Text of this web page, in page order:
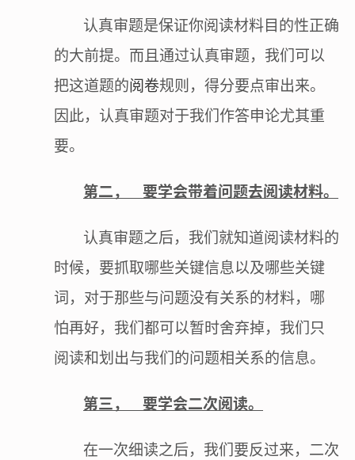
认真审题是保证你阅读材料目的性正确
的大前提。而且通过认真审题，我们可以
把这道题的阅卷规则，得分要点审出来。
因此，认真审题对于我们作答申论尤其重
要。
第二， 要学会带着问题去阅读材料。
认真审题之后，我们就知道阅读材料的
时候，要抓取哪些关键信息以及哪些关键
词，对于那些与问题没有关系的材料，哪
怕再好，我们都可以暂时舍弃掉，我们只
阅读和划出与我们的问题相关系的信息。
第三， 要学会二次阅读。
在一次细读之后，我们要反过来，二次